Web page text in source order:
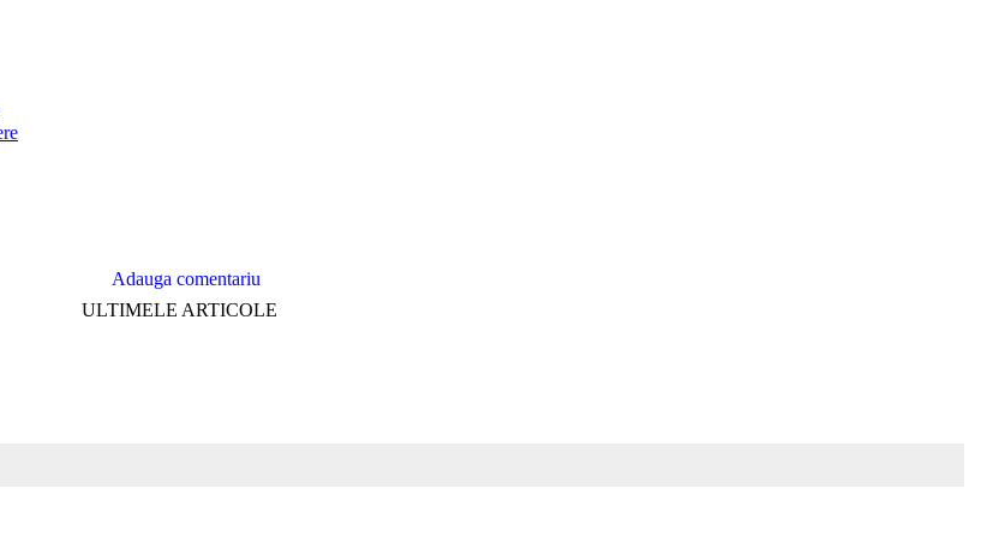
Adauga comentariu
ULTIMELE ARTICOLE